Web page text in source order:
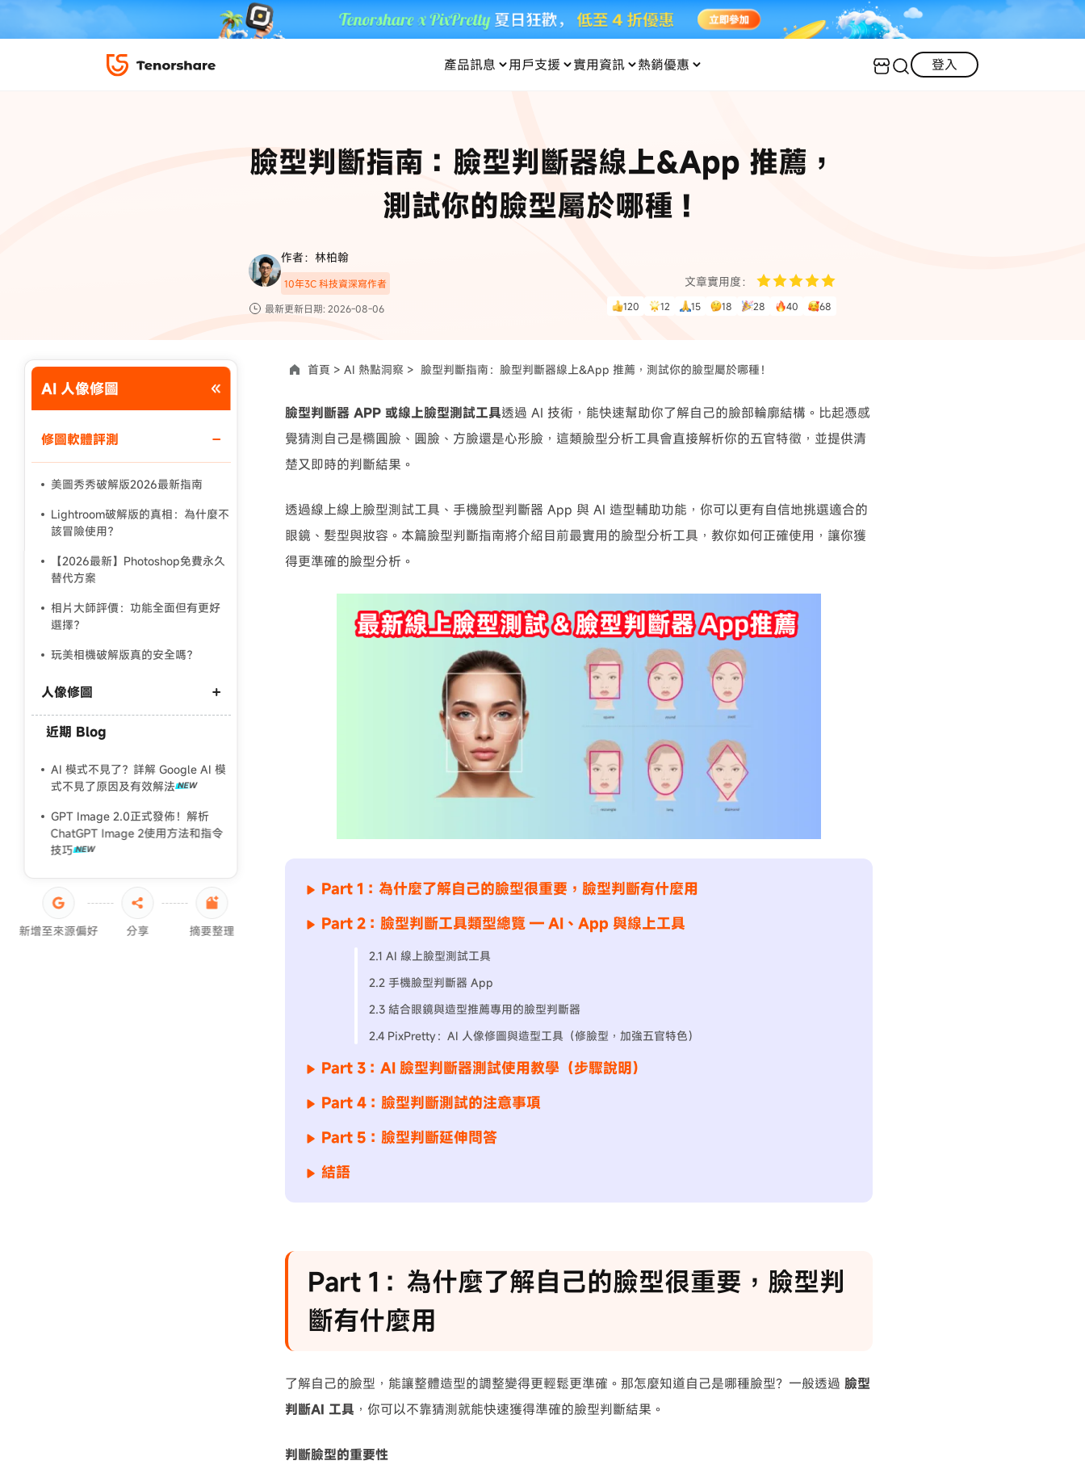
產品訊息
4DDiG Win 資料救援
4DDiG Mac 資料救援
UltData LINE 數據恢復
UltData WhatsApp 數據恢復
·三星手機螢幕黑屏
用戶支援 實用資訊
·iPhone 照片備份到外接硬碟
·iPhone 永久刪除的照片如何
·Pokemo GO Plus 無法配對
·大家報寶貝
·寶可夢自動抓寶
為您提供最豐富的教學影片
人像修圖 AI 資訊
資料救援
為您提供最實用的數位教學
熱銷優惠
暢遊全球！
限時 5 折優惠，立即入手！
複製折扣碼
前往搶購
使用說明：以上折扣碼僅用於 iAnyGo 終身方案,加購後即可使用！
登入
臉型判斷指南：臉型判斷器線上&App 推薦，
測試你的臉型屬於哪種！
作者：林柏翰
10年3C 科技資深寫作者
最新更新日期: 2026-08-06
文章實用度：
120 12 15 18 28 40 68
AI 人像修圖
修圖軟體評測
美圖秀秀破解版2026最新指南
Lightroom破解版的真相：為什麼不
該冒險使用？
【2026最新】Photoshop免費永久
替代方案
相片大師評價：功能全面但有更好
選擇？
玩美相機破解版真的安全嗎？
人像修圖
2026 男生髮型推薦完整指南
你還在用濾鏡？一起來真人般質感
的照片精修，拍完就想分享！
近期 Blog
AI 模式不見了？詳解 Google AI 模
式不見了原因及有效解法
GPT Image 2.0正式發佈！解析
ChatGPT Image 2使用方法和指令
技巧
新增至來源偏好 分享 摘要整理
首頁 > AI 熱點洞察 > 臉型判斷指南：臉型判斷器線上&App 推薦，測試你的臉型屬於哪種！
臉型判斷器 APP 或線上臉型測試工具透過 AI 技術，能快速幫助你了解自己的臉部輪廓結構。比起憑感
覺猜測自己是橢圓臉、圓臉、方臉還是心形臉，這類臉型分析工具會直接解析你的五官特徵，並提供清
楚又即時的判斷結果。
透過線上線上臉型測試工具、手機臉型判斷器 App 與 AI 造型輔助功能，你可以更有自信地挑選適合的
眼鏡、髮型與妝容。本篇臉型判斷指南將介紹目前最實用的臉型分析工具，教你如何正確使用，讓你獲
得更準確的臉型分析。
Part 1：為什麼了解自己的臉型很重要，臉型判斷有什麼用
Part 2：臉型判斷工具類型總覽 — AI、App 與線上工具
2.1 AI 線上臉型測試工具
2.2 手機臉型判斷器 App
2.3 結合眼鏡與造型推薦專用的臉型判斷器
2.4 PixPretty：AI 人像修圖與造型工具（修臉型，加強五官特色）
Part 3：AI 臉型判斷器測試使用教學（步驟說明）
Part 4：臉型判斷測試的注意事項
Part 5：臉型判斷延伸問答
結語
Part 1：為什麼了解自己的臉型很重要，臉型判
斷有什麼用
了解自己的臉型，能讓整體造型的調整變得更輕鬆更準確。那怎麼知道自己是哪種臉型？一般透過 臉型
判斷AI 工具 ，你可以不靠猜測就能快速獲得準確的臉型判斷結果。
判斷臉型的重要性